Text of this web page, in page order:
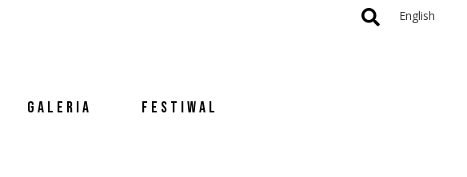
English
GALERIA FESTIWAL